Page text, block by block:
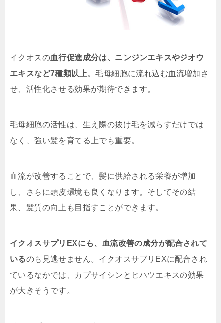
イクオスの血行促進成分は、ニンジンエキスやジオウ
エキスなど7種類以上。毛母細胞に流れ込む血流増加さ
せ、活性化させる効果が期待できます。
毛母細胞の活性は、生え際の抜け毛を減らすだけでは
なく、強い髪を育てる上でも重要。
血流が改善することで、髪に供給される栄養が増加
し、さらに頭皮環境も良くなります。そしてその結
果、髪質の向上も目指すことができます。
イクオスサプリEXにも、血流改善の成分が配合されて
いるのも見逃せません。イクオスサプリEXに配合され
ているなかでは、カプサイシンとヒハツエキスの効果
が大きそうです。